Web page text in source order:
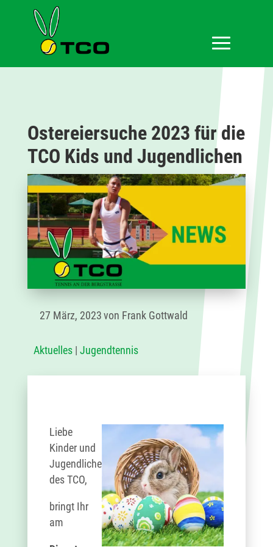
Ostereiersuche 2023 für die
TCO Kids und Jugendlichen
27 März, 2023von Frank Gottwald
Aktuelles| Jugendtennis
Liebe
Kinder und
Jugendliche
des TCO,
bringt Ihr
am